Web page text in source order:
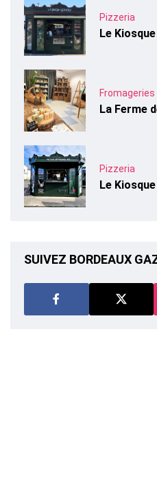
Pizzeria
Le
Fromageries
La Ferme
Pizzeria
Le
SUIVEZ BORDEAUX